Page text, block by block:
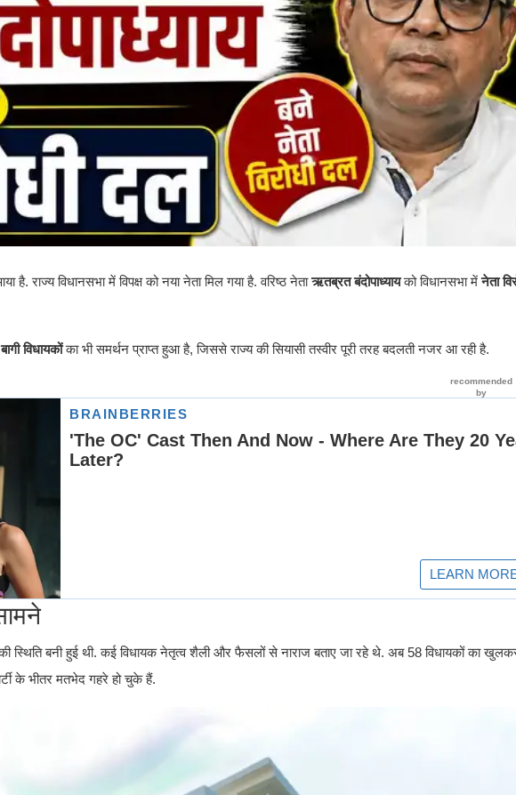
है. राज्य विधानसभा में विपक्ष को नया नेता मिल गया है. वरिष्ठ नेताऋतब्रत बंदोपाध्यायको विधानसभा मेंनेता
विधायकोंका भी समर्थन प्राप्त हुआ है, जिससे राज्य की सियासी तस्वीर पूरी तरह बदलती नजर आ रही है.
बनी हुई थी. कई विधायक नेतृत्व शैली और फैसलों से नाराज बताए जा रहे थे. अब 58 विधायकों का
के भीतर मतभेद गहरे हो चुके हैं.